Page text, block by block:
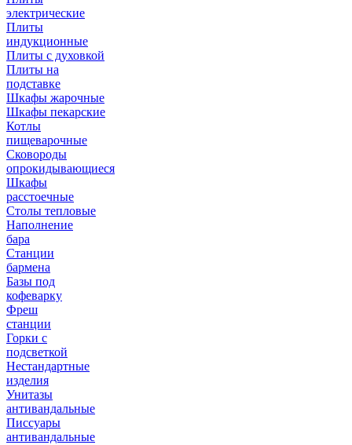
электрические
Плиты
индукционные
Плиты с духовкой
Плиты на
подставке
Шкафы жарочные
Шкафы пекарские
Котлы
пищеварочные
Сковороды
опрокидывающиеся
Шкафы
расстоечные
Столы тепловые
Наполнение
бара
Станции
бармена
Базы под
кофеварку
Фреш
станции
Горки с
подсветкой
Нестандартные
изделия
Унитазы
антивандальные
Писсуары
антивандальные